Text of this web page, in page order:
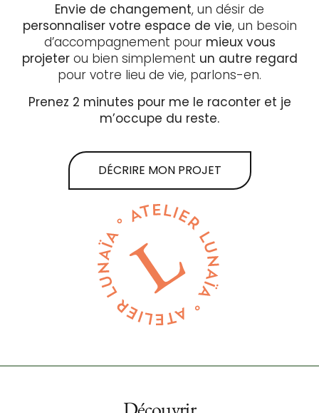
Envie de changement, un désir de
personnaliser votre espace de vie, un besoin
d’accompagnement pour mieux vous
projeterou bien simplement un autre regard
pour votre lieu de vie, parlons-en.
Prenez 2 minutes pour me le raconter et je
m’occupe du reste.
DÉCRIRE MON PROJET